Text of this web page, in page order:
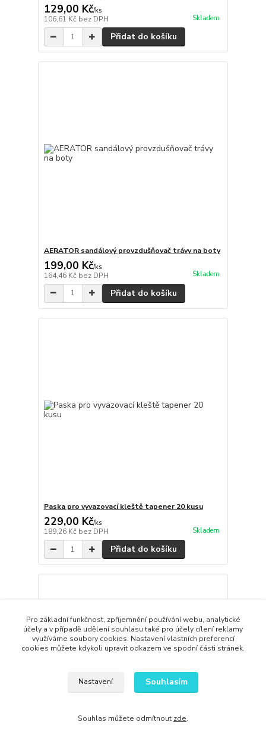
129,00 Kč/ks
106,61 Kč bez DPH Skladem
Přidat do košíku
AERATOR sandálový provzdušňovač trávy na boty
199,00 Kč/ks
164,46 Kč bez DPH Skladem
Přidat do košíku
Paska pro vyvazovací kleště tapener 20 kusu
229,00 Kč/ks
189,26 Kč bez DPH Skladem
Přidat do košíku
Pro základní funkčnost, zpříjemnění používání webu, analytické
účely a v případě udělení souhlasu také pro účely cílení reklamy
využíváme soubory cookies. Nastavení vlastních preferencí
cookies můžete kdykoli upravit odkazem ve spodní části stránek.
Nastavení Souhlasím
Souhlas můžete odmítnout zde.